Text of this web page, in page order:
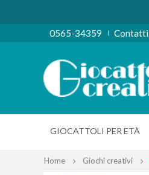
0565-34359 Contatti
GIOCATTOLI PER ETÀ
Home Giochi creativi